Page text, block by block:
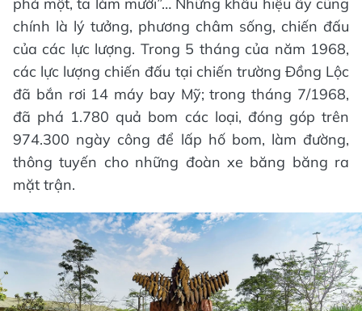
phá một, ta làm mười”… Những khẩu hiệu ấy cũng
chính là lý tưởng, phương châm sống, chiến đấu
của các lực lượng. Trong 5 tháng của năm 1968,
các lực lượng chiến đấu tại chiến trường Đồng Lộc
đã bắn rơi 14 máy bay Mỹ; trong tháng 7/1968,
đã phá 1.780 quả bom các loại, đóng góp trên
974.300 ngày công để lấp hố bom, làm đường,
thông tuyến cho những đoàn xe băng băng ra
mặt trận.